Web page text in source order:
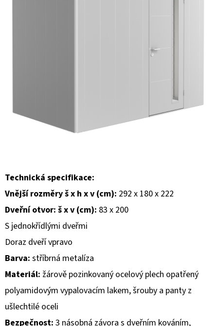
Technická specifikace:
Vnější rozměry š x h x v (cm): 292 x 180 x 222
Dveřní otvor: š x v (cm): 83 x 200
S jednokřídlými dveřmi
Doraz dveří vpravo
Barva: stříbrná metalíza
Materiál: žárově pozinkovaný ocelový plech opatřený
polyamidovým vypalovacím lakem, šrouby a panty z
ušlechtilé oceli
Bezpečnost: 3 násobná závora s dveřním kováním,
HLEDAT
D
O
O
R
U